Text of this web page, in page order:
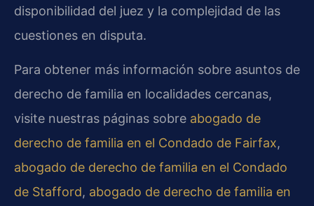
disponibilidad del juez y la complejidad de las
cuestiones en disputa.
Para obtener más información sobre asuntos de
derecho de familia en localidades cercanas,
visite nuestras páginas sobre abogado de
derecho de familia en el Condado de Fairfax,
abogado de derecho de familia en el Condado
de Stafford, abogado de derecho de familia en